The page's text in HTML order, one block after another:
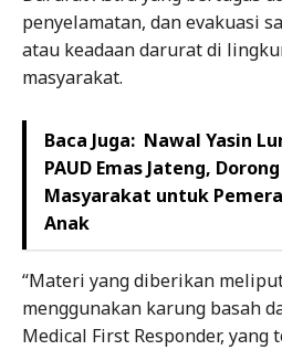
penyelamatan, dan evakuasi
atau keadaan darurat di
masyarakat.
Baca Juga: Nawal Yasin
PAUD Emas Jateng,
Masyarakat untuk
Anak
“Materi yang diberikan
menggunakan karung basah
Medical First Responder,